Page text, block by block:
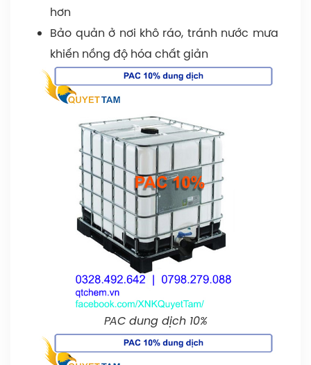
hơn
Bảo quản ở nơi khô ráo, tránh nước mưa
khiến nồng độ hóa chất giản
PAC dung dịch 10%